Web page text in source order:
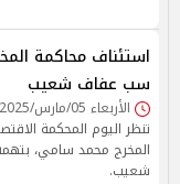
استئناف محاكمة
سب عفاف شعيب
الأربعاء 05/مارس/2025 - 09:45 ص
تنظر اليوم المحكمة
المخرج محمد سامي،
شعيب.